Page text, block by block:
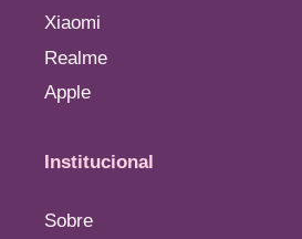
Xiaomi
Realme
Apple
Institucional
Sobre